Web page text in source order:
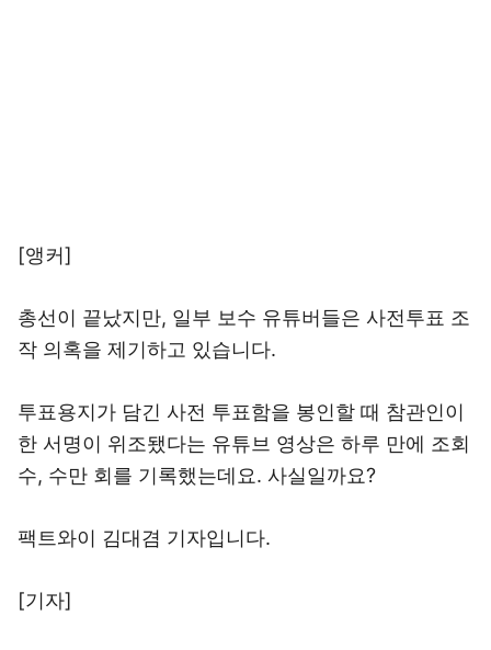
[앵커]
총선이 끝났지만, 일부 보수 유튜버들은 사전투표 조
작 의혹을 제기하고 있습니다.
투표용지가 담긴 사전 투표함을 봉인할 때 참관인이
한 서명이 위조됐다는 유튜브 영상은 하루 만에 조회
수, 수만 회를 기록했는데요. 사실일까요?
팩트와이 김대겸 기자입니다.
[기자]